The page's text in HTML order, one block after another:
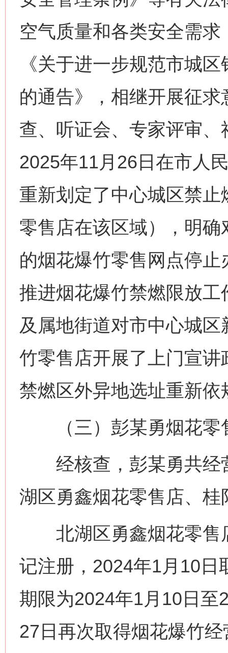
空气质量和各类安全需
《关于进一步规范市城
的通告》，相继开展征
查、听证会、专家评审
2025年11月26日在市人
重新划定了中心城区禁
零售店在该区域），明
的烟花爆竹零售网点停
推进烟花爆竹禁燃限放
及属地街道对市中心城
竹零售店开展了上门宣
禁燃区外异地选址重新依
（三）彭某勇烟花零
经核查，彭某勇共经
湖区勇鑫烟花零售店、
北湖区勇鑫烟花零售
记注册，2024年1月10日
期限为2024年1月10日至
27日再次取得烟花爆竹